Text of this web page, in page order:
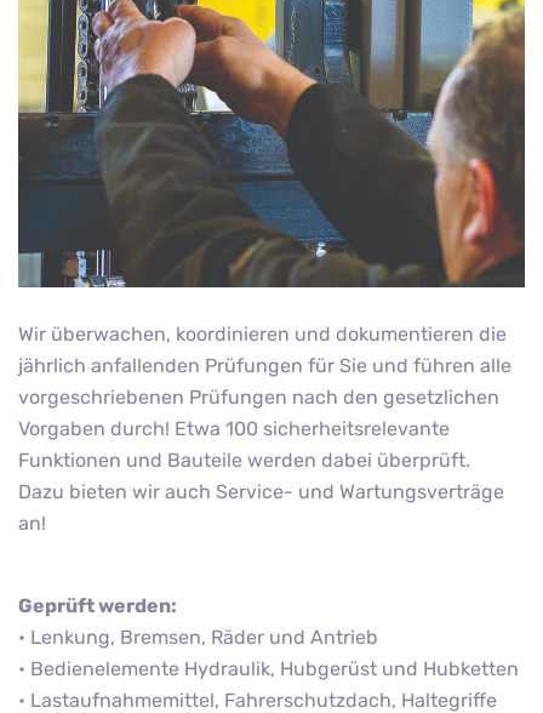
Wir überwachen, koordinieren und dokumentieren die
jährlich anfallenden Prüfungen für Sie und führen alle
vorgeschriebenen Prüfungen nach den gesetzlichen
Vorgaben durch! Etwa 100 sicherheitsrelevante
Funktionen und Bauteile werden dabei überprüft.
Dazu bieten wir auch Service- und Wartungsverträge
an!
Geprüft werden:
• Lenkung, Bremsen, Räder und Antrieb
• Bedienelemente Hydraulik, Hubgerüst und Hubketten
• Lastaufnahmemittel, Fahrerschutzdach, Haltegriffe